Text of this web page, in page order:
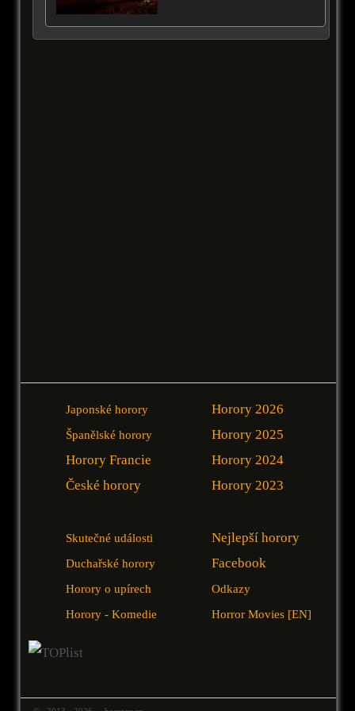
Japonské horory
Španělské horory
Horory Francie
České horory
Horory 2026
Horory 2025
Horory 2024
Horory 2023
Skutečné události
Duchařské horory
Horory o upírech
Horory - Komedie
Nejlepší horory
Facebook
Odkazy
Horror Movies [EN]